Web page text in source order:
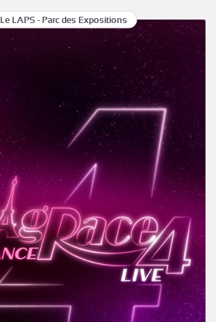
Le LAPS - Parc des Expositions